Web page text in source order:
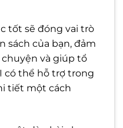
tốt sẽ đóng vai trò
sách của bạn, đảm
và giúp tổ
có thể hỗ trợ trong
tiết một cách